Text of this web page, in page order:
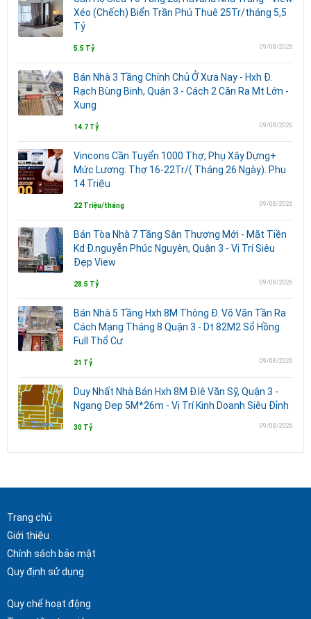
Xéo (Chếch) Biển Trần Phú Thuê 25Tr/tháng 5,5
Tỷ
5.5 Tỷ 09/08/2026
Bán Nhà 3 Tầng Chính Chủ Ở Xưa Nay - Hxh Đ.
Rạch Bùng Binh, Quận 3 - Cách 2 Căn Ra Mt Lớn -
Xung
14.7 Tỷ 09/08/2026
Vincons Cần Tuyển 1000 Thợ, Phụ Xây Dựng+
Mức Lương: Thợ 16-22Tr/( Tháng 26 Ngày). Phụ
14 Triệu
22 Triệu/tháng 09/08/2026
Bán Tòa Nhà 7 Tầng Sân Thượng Mới - Mặt Tiền
Kd Đ.nguyễn Phúc Nguyên, Quận 3 - Vị Trí Siêu
Đẹp View
28.5 Tỷ 09/08/2026
Bán Nhà 5 Tầng Hxh 8M Thông Đ. Võ Văn Tần Ra
Cách Mạng Tháng 8 Quận 3 - Dt 82M2 Sổ Hồng
Full Thổ Cư
21 Tỷ 09/08/2026
Duy Nhất Nhà Bán Hxh 8M Đ.lê Văn Sỹ, Quận 3 -
Ngang Đẹp 5M*26m - Vị Trí Kinh Doanh Siêu Đỉnh
30 Tỷ 09/08/2026
Trang chủ
Giới thiệu
Chính sách bảo mật
Quy định sử dụng
Quy chế hoạt động